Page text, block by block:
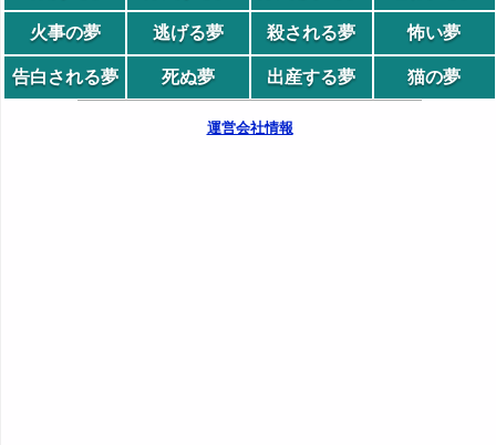
火事の夢 逃げる夢 殺される夢 怖い夢
告白される夢 死ぬ夢 出産する夢 猫の夢
運営会社情報